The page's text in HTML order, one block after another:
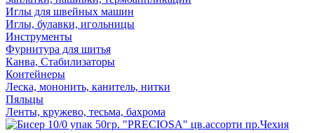
Иглы для швейных машин
Иглы, булавки, игольницы
Инструменты
Фурнитура для шитья
Канва, Стабилизаторы
Контейнеры
Леска, мононить, канитель, нитки
Пяльцы
Ленты, кружево, тесьма, бахрома